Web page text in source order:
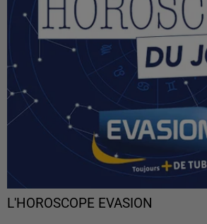
L'HOROSCOPE EVASION